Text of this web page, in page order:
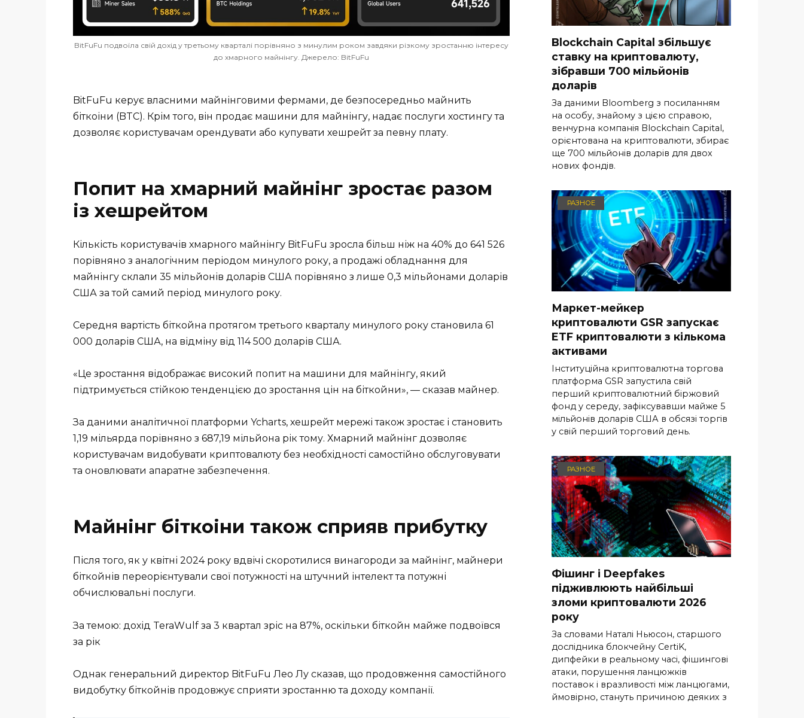
BitFuFu подвоїла свій дохід у третьому кварталі порівняно з минулим роком завдяки різкому зростанню інтересу
до хмарного майнінгу. Джерело: BitFuFu
BitFuFu керує власними майнінговими фермами, де безпосередньо майнить
біткоіни (BTC). Крім того, він продає машини для майнінгу, надає послуги хостингу та
дозволяє користувачам орендувати або купувати хешрейт за певну плату.
Попит на хмарний майнінг зростає разом
із хешрейтом
Кількість користувачів хмарного майнінгу BitFuFu зросла більш ніж на 40% до 641 526
порівняно з аналогічним періодом минулого року, а продажі обладнання для
майнінгу склали 35 мільйонів доларів США порівняно з лише 0,3 мільйонами доларів
США за той самий період минулого року.
Середня вартість біткойна протягом третього кварталу минулого року становила 61
000 доларів США, на відміну від 114 500 доларів США.
«Це зростання відображає високий попит на машини для майнінгу, який
підтримується стійкою тенденцією до зростання цін на біткойни», — сказав майнер.
За даними аналітичної платформи Ycharts, хешрейт мережі також зростає і становить
1,19 мільярда порівняно з 687,19 мільйона рік тому. Хмарний майнінг дозволяє
користувачам видобувати криптовалюту без необхідності самостійно обслуговувати
та оновлювати апаратне забезпечення.
Майнінг біткоіни також сприяв прибутку
Після того, як у квітні 2024 року вдвічі скоротилися винагороди за майнінг, майнери
біткойнів переорієнтували свої потужності на штучний інтелект та потужні
обчислювальні послуги.
За темою: дохід TeraWulf за 3 квартал зріс на 87%, оскільки біткойн майже подвоївся
за рік
Однак генеральний директор BitFuFu Лео Лу сказав, що продовження самостійного
видобутку біткойнів продовжує сприяти зростанню та доходу компанії.
Blockchain Capital збільшує
ставку на криптовалюту,
зібравши 700 мільйонів
доларів
За даними Bloomberg з посиланням
на особу, знайому з цією справою,
венчурна компанія Blockchain Capital,
орієнтована на криптовалюти, збирає
ще 700 мільйонів доларів для двох
нових фондів.
РАЗНОЕ
Маркет-мейкер
криптовалюти GSR запускає
ETF криптовалюти з кількома
активами
Інституційна криптовалютна торгова
платформа GSR запустила свій
перший криптовалютний біржовий
фонд у середу, зафіксувавши майже 5
мільйонів доларів США в обсязі торгів
у свій перший торговий день.
РАЗНОЕ
Фішинг і Deepfakes
підживлюють найбільші
зломи криптовалюти 2026
року
За словами Наталі Ньюсон, старшого
дослідника блокчейну CertiK,
дипфейки в реальному часі, фішингові
атаки, порушення ланцюжків
поставок і вразливості між ланцюгами,
ймовірно, стануть причиною деяких з